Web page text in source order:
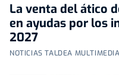
La venta del ático
en ayudas por los
2027
NOTICIAS TALDEA MULTIMEDIA